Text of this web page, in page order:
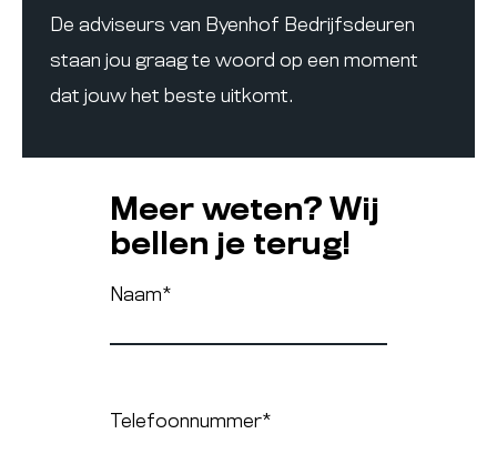
De adviseurs van Byenhof Bedrijfsdeuren
staan jou graag te woord op een moment
dat jouw het beste uitkomt.
Meer weten? Wij
bellen je terug!
Naam*
Telefoonnummer*